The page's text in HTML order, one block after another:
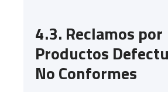
4.3. Reclamos por
Productos
No Conformes